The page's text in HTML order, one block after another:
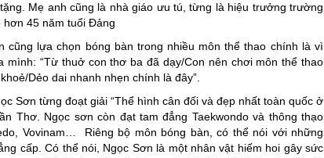
Mẹ anh cũng là nhà giáo ưu tú, từng là hiệu trưởng trường
hơn 45 năm tuổi Đảng
cũng lựa chọn bóng bàn trong nhiều môn thể thao chính là vì
mình: “Từ thuở con thơ ba đã dạy/Con nên chơi môn thể thao
Dẻo dai nhanh nhẹn chính là đây”.
Sơn từng đoạt giải “Thể hình cân đối và đẹp nhất toàn quốc ở
Thơ. Ngọc sơn còn đạt tam đẳng Taekwondo và thông thạo
Vovinam… Riêng bộ môn bóng bàn, có thể nói với những
cấp. Có thể nói, Ngọc Sơn là một nhân vật hiếm hoi gây sức